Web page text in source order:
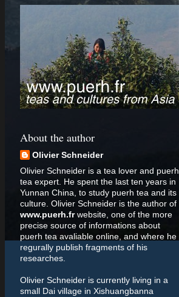
About the author
Olivier Schneider
Olivier Schneider is a tea lover and puerh
tea expert. He spent the last ten years in
Yunnan China, to study puerh tea and its
culture. Olivier Schneider is the author of
www.puerh.frwebsite, one of the more
precise source of informations about
puerh tea avaliable online, and where he
regurally publish fragments of his
researches.
Olivier Schneider is currently living in a
small Dai village in Xishuangbanna